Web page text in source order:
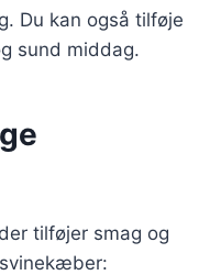
Du kan også tilføje
sund middag.
tilføjer smag og